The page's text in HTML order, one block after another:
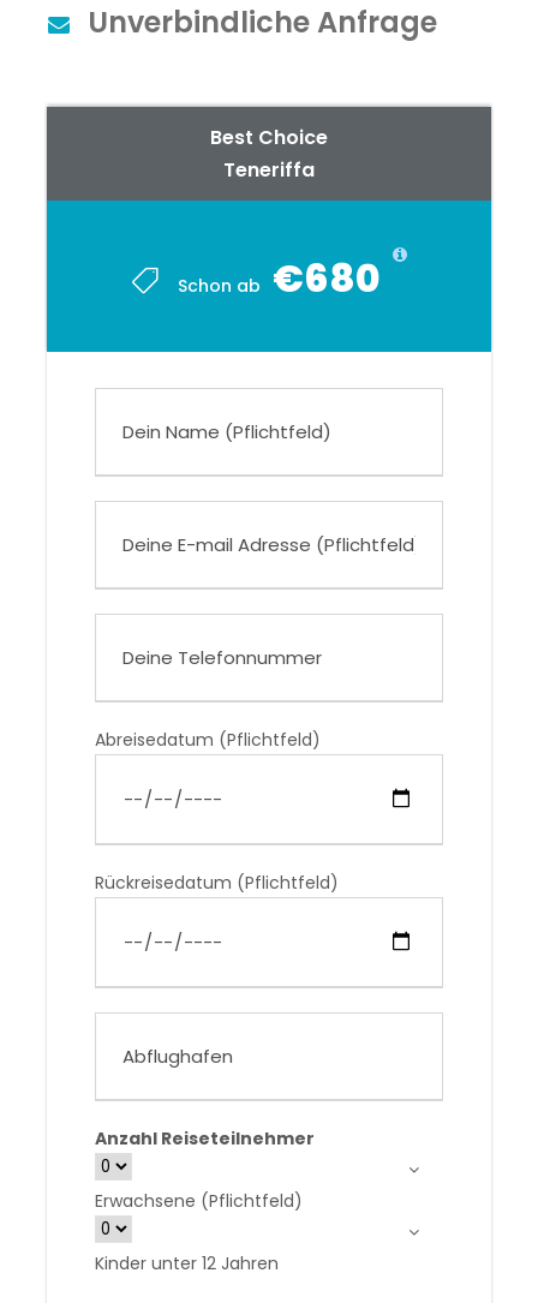
Best Choice
Teneriffa
Schon ab €680
Abreisedatum (Pflichtfeld)
Rückreisedatum (Pflichtfeld)
Anzahl Reiseteilnehmer
Erwachsene (Pflichtfeld)
Kinder unter 12 Jahren
Unverbindliche Anfrage